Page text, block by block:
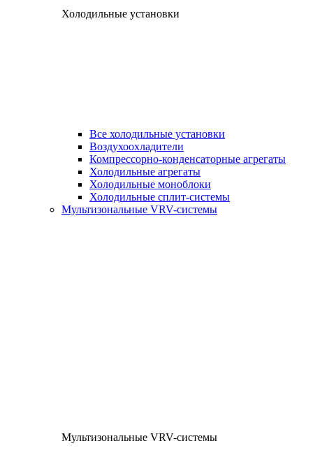
Холодильные установки
Все холодильные установки
Воздухоохладители
Компрессорно-конденсаторные агрегаты
Холодильные агрегаты
Холодильные моноблоки
Холодильные сплит-системы
Мультизональные VRV-системы
Мультизональные VRV-системы